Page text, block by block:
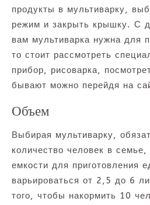
продукты в мультиварку,
режим и закрыть крышку. С
вам мультиварка нужна для
то стоит рассмотреть
прибор, рисоварка,
бывают можно перейдя на
Объем
Выбирая мультиварку,
количество человек в
емкости для приготовления
варьироваться от 2,5 до 6
того, чтобы накормить 10